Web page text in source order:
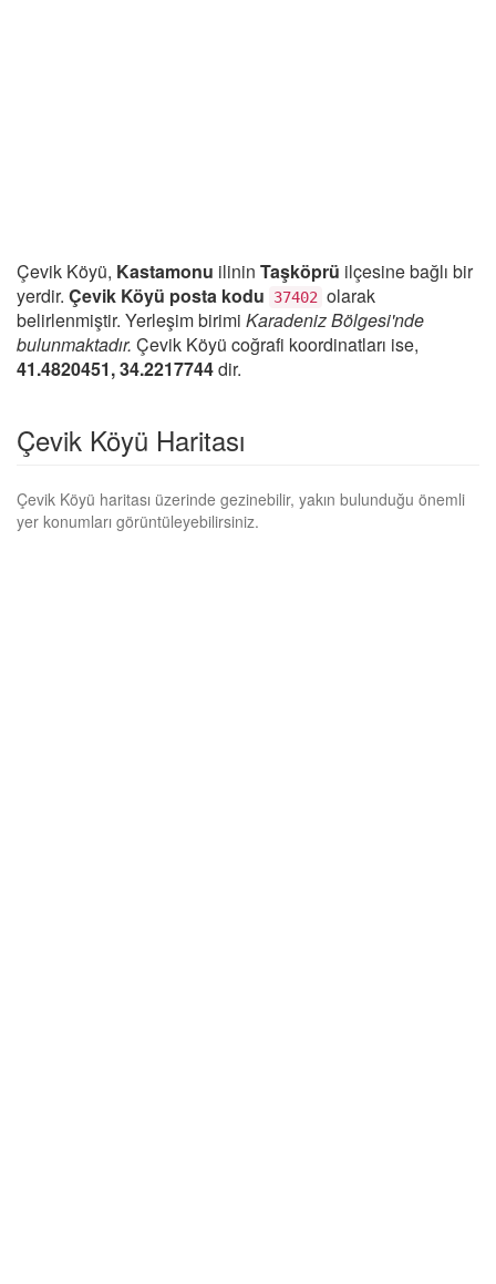
Çevik Köyü, Kastamonu ilinin Taşköprü ilçesine bağlı bir
yerdir. Çevik Köyü posta kodu 37402 olarak
belirlenmiştir. Yerleşim birimi Karadeniz Bölgesi'nde
bulunmaktadır. Çevik Köyü coğrafi koordinatları ise,
41.4820451, 34.2217744dir.
Çevik Köyü Haritası
Çevik Köyü haritası üzerinde gezinebilir, yakın bulunduğu önemli
yer konumları görüntüleyebilirsiniz.